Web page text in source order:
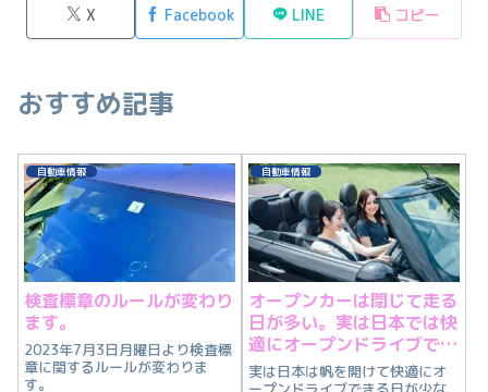
X Facebook LINE コピー
おすすめ記事
自動車情報
検査標章のルールが変わり
ます。
2023年7月3日月曜日より検査標
章に関するルールが変わりま
す。
自動車情報
オープンカーは閉じて走る
日が多い。実は日本では快
適にオープンドライブでき
る日が少ない。
実は日本は帆を開けて快適にオ